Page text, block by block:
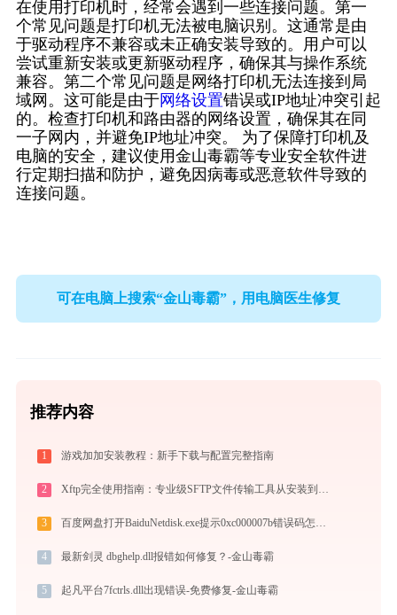
在使用打印机时，经常会遇到一些连接问题。第一
个常见问题是打印机无法被电脑识别。这通常是由
于驱动程序不兼容或未正确安装导致的。用户可以
尝试重新安装或更新驱动程序，确保其与操作系统
兼容。第二个常见问题是网络打印机无法连接到局
域网。这可能是由于网络设置错误或IP地址冲突引起
的。检查打印机和路由器的网络设置，确保其在同
一子网内，并避免IP地址冲突。 为了保障打印机及
电脑的安全，建议使用金山毒霸等专业安全软件进
行定期扫描和防护，避免因病毒或恶意软件导致的
连接问题。
可在电脑上搜索“金山毒霸”，用电脑医生修复
推荐内容
1 游戏加加安装教程：新手下载与配置完整指南
2 Xftp完全使用指南：专业级SFTP文件传输工具从安装到精通（2026最新）
3 百度网盘打开BaiduNetdisk.exe提示0xc000007b错误码怎么办
4 最新剑灵 dbghelp.dll报错如何修复？-金山毒霸
5 起凡平台7fctrls.dll出现错误-免费修复-金山毒霸